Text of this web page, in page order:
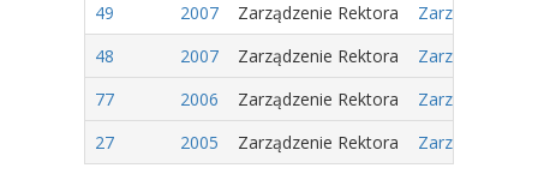
49
2007 Zarządzenie Rektora
Zarządzenie
48
2007 Zarządzenie Rektora
Zarządzenie
77
2006 Zarządzenie Rektora
Zarządzenie
27
2005 Zarządzenie Rektora Zarządzenie